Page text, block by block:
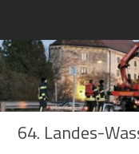
64. Landes-